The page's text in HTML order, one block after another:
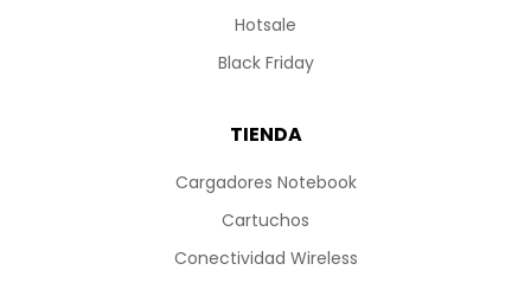
Hotsale
Black Friday
TIENDA
Cargadores Notebook
Cartuchos
Conectividad Wireless